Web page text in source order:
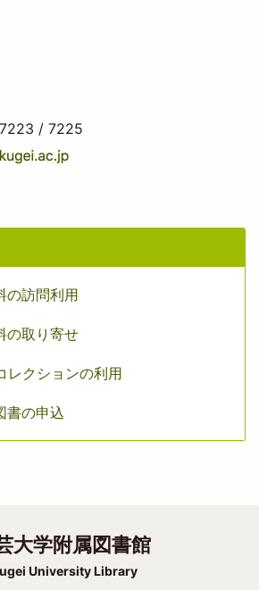
/ 7225
の訪問利用
の取り寄せ
クションの利用
書の申込
大学附属図書館
University Library